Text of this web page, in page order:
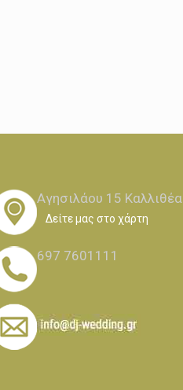
Αγησιλάου 15 Καλλιθέα
Δείτε μας στο χάρτη
697 7601111